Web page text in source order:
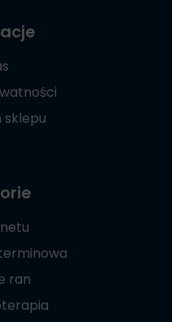
sklepu
ran